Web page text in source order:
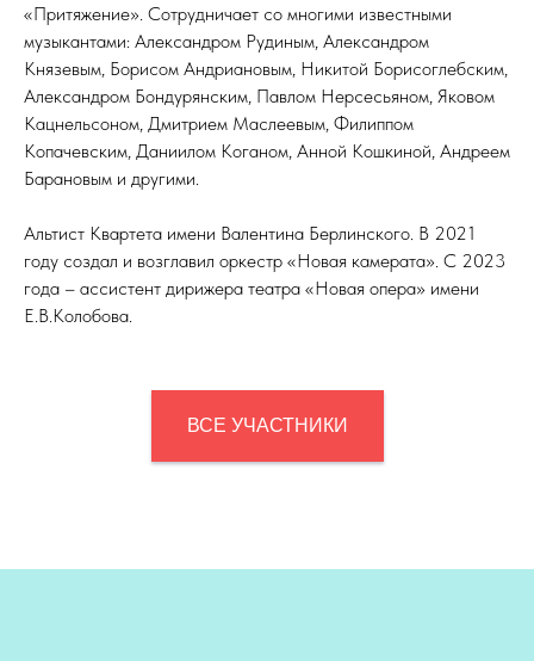
«Притяжение». Сотрудничает со многими известными
музыкантами: Александром Рудиным, Александром
Князевым, Борисом Андриановым, Никитой Борисоглебским,
Александром Бондурянским, Павлом Нерсесьяном, Яковом
Кацнельсоном, Дмитрием Маслеевым, Филиппом
Копачевским, Даниилом Коганом, Анной Кошкиной, Андреем
Барановым и другими.
Альтист Квартета имени Валентина Берлинского. В 2021
году создал и возглавил оркестр «Новая камерата». С 2023
года – ассистент дирижера театра «Новая опера» имени
Е.В.Колобова.
ВСЕ УЧАСТНИКИ